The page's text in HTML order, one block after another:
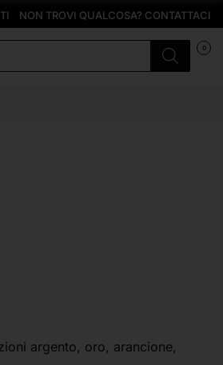
NON TROVI QUALCOSA? CONTATTACI
0
argento, oro, arancione,